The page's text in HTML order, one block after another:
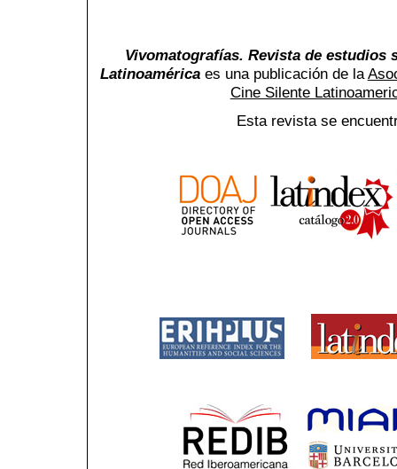
Vivomatografías. Revista de estudios
Latinoaméricaes una publicación de la
Cine Silente
Esta revista se